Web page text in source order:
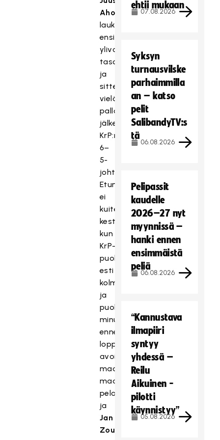
Ahola
laukoi
ensin
ylivoimalla
tasoituksen
ja
sitten
vielä
pallonriiston
jälkeen
KrP:n
6–
5-
johtoon.
Etumatka
ei
kuitenkaan
kestänyt,
kun
KrP-
puolustaja
esti
kolme
ja
puoli
minuuttia
ennen
loppua
avoimen
maalintekopaikan
maasta
pelaten
ja
Jan
Zoufaly
ehtii mukaan
07.08.2026
Syksyn
turnausvilske
parhaimmilla
an – katso
pelit
SalibandyTV:s
tä
06.08.2026
Pelipassit
kaudelle
2026–27 nyt
myynnissä –
hanki ennen
ensimmäistä
peliä
06.08.2026
“Kannustava
ilmapiiri
syntyy
yhdessä –
Reilu
Aikuinen -
pilotti
käynnistyy”
05.08.2026